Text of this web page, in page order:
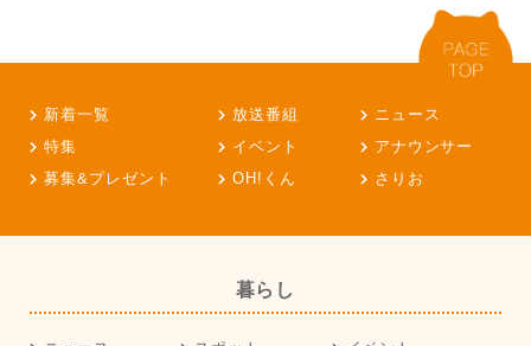
新着一覧 放送番組
ニュース
特集
イベント
アナウンサー
募集&プレゼント
OH!くん さりお
暮らし